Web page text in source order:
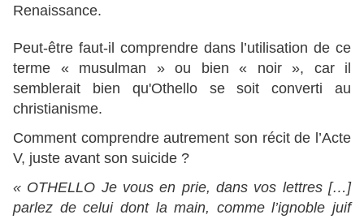
Renaissance.
Peut-être faut-il comprendre dans l’utilisation de ce
terme « musulman » ou bien « noir », car il
semblerait bien qu'Othello se soit converti au
christianisme.
Comment comprendre autrement son récit de l’Acte
V, juste avant son suicide ?
« OTHELLO Je vous en prie, dans vos lettres […]
parlez de celui dont la main, comme l’ignoble juif